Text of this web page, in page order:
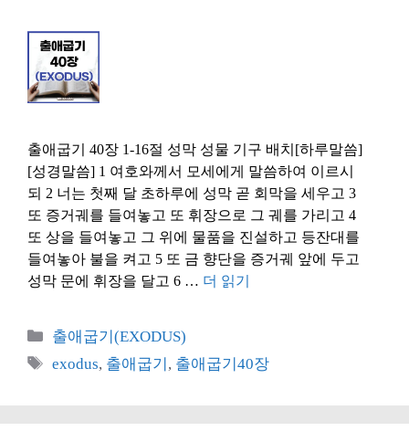
출애굽기 40장 1-16절 성막 성물 기구 배치[하루말씀]
[성경말씀] 1 여호와께서 모세에게 말씀하여 이르시
되 2 너는 첫째 달 초하루에 성막 곧 회막을 세우고 3
또 증거궤를 들여놓고 또 휘장으로 그 궤를 가리고 4
또 상을 들여놓고 그 위에 물품을 진설하고 등잔대를
들여놓아 불을 켜고 5 또 금 향단을 증거궤 앞에 두고
성막 문에 휘장을 달고 6 … 더 읽기
카
출애굽기(EXODUS)
태
exodus, 출애굽기 , 출애굽기40장